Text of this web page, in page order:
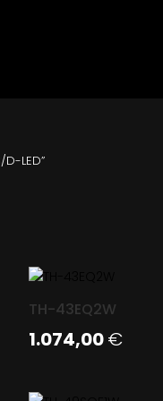
LED”
TH-43EQ2W
1.074,00€